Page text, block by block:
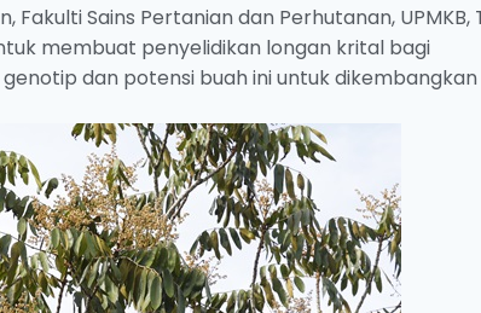
Sains Pertanian dan Perhutanan, UPMKB,
membuat penyelidikan longan krital bagi
dan potensi buah ini untuk dikembangkan